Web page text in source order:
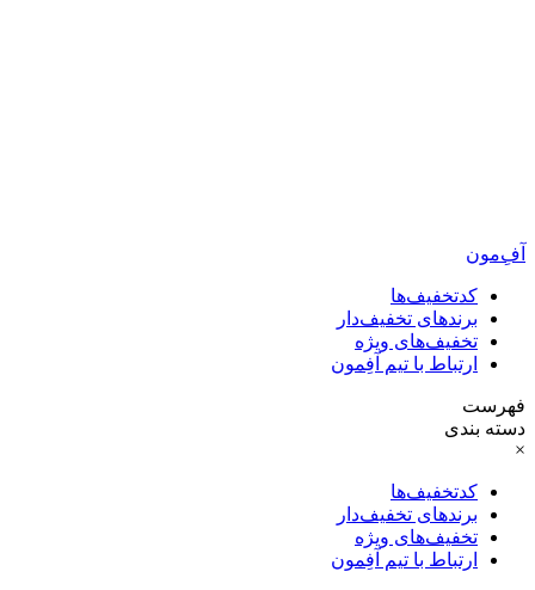
آفِ‌مون
کدتخفیف‌ها
برندهای تخفیف‌دار
تخفیف‌های ویژه
ارتباط با تیم آفِمون
فهرست
دسته بندی
×
کدتخفیف‌ها
برندهای تخفیف‌دار
تخفیف‌های ویژه
ارتباط با تیم آفِمون